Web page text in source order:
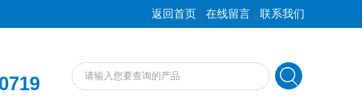
返回首页 | 在线留言 | 联系我们